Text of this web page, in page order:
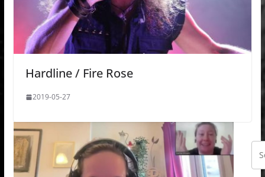
Hardline / Fire Rose
2019-05-27